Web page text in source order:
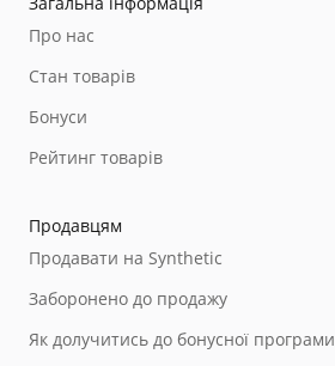
Про нас
Стан товарів
Бонуси
Рейтинг товарів
Продавцям
Продавати на Synthetic
Заборонено до продажу
Як долучитись до бонусної програми